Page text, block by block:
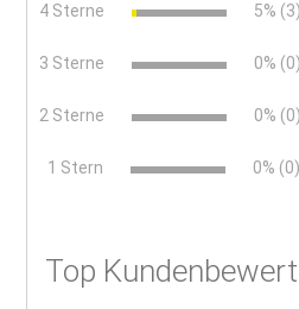
4 Sterne 5% (3)
3 Sterne 0% (0)
2 Sterne 0% (0)
1 Stern 0% (0)
Top